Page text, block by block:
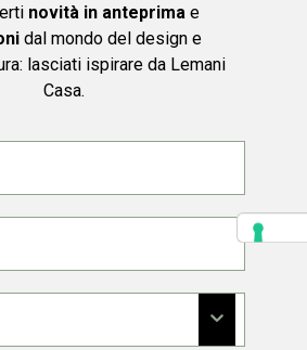
novità in anteprima e
dal mondo del design e
lasciati ispirare da Lemani
Casa.